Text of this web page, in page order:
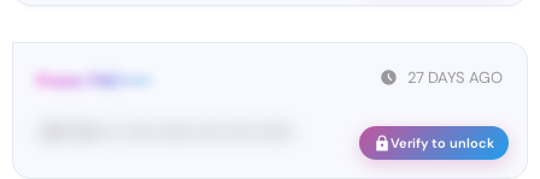
27 DAYS AGO
From: FAC•••••
Verify to unlock